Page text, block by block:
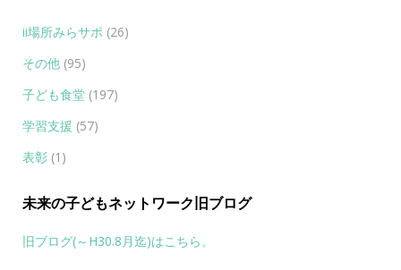
ii場所みらサポ (26)
その他 (95)
子ども食堂 (197)
学習支援 (57)
表彰 (1)
未来の子どもネットワーク旧ブログ
旧ブログ(～H30.8月迄)はこちら。